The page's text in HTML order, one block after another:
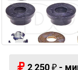
2 250 ₽ -